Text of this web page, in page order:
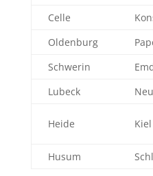
Celle
Oldenburg
Schwerin
Lubeck
Heide Kiel
Husum